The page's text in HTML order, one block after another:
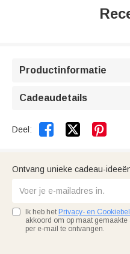
Productinformatie
Cadeaudetails
Deel:  
Ontvang unieke cadeau-
Ik heb het Privacy- en
akkoord om op maat
per e-mail te ontvangen.